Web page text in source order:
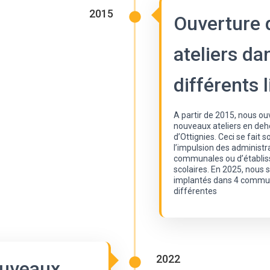
2015
Ouverture
ateliers
différents
A partir de 2015, nous
nouveaux ateliers en
d’Ottignies. Ceci se fait
l’impulsion des
communales ou
scolaires. En 2025, nous
implantés dans 4
différentes
2022